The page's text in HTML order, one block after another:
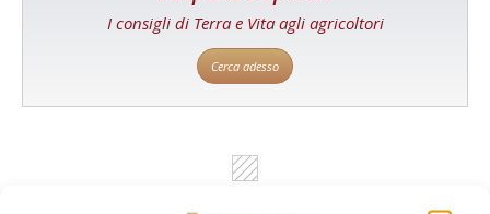
I consigli di Terra e Vita agli agricoltori
Cerca adesso